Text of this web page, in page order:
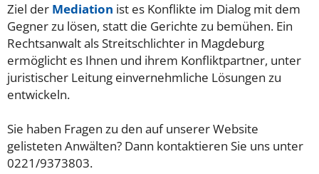
Ziel der Mediation ist es Konflikte im Dialog mit dem
Gegner zu lösen, statt die Gerichte zu bemühen. Ein
Rechtsanwalt als Streitschlichter in Magdeburg
ermöglicht es Ihnen und ihrem Konfliktpartner, unter
juristischer Leitung einvernehmliche Lösungen zu
entwickeln.
Sie haben Fragen zu den auf unserer Website
gelisteten Anwälten? Dann kontaktieren Sie uns unter
0221/9373803.